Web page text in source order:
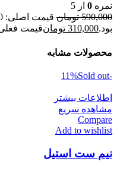
نمره 0 از 5
590,000 تومان
بود.310,000 تومانقیمت فعلی: 310,000
محصولات مشابه
-11%
Sold out
اطلاعات بیشتر
مشاهده سریع
Compare
Add to wishlist
نیم ست استیل